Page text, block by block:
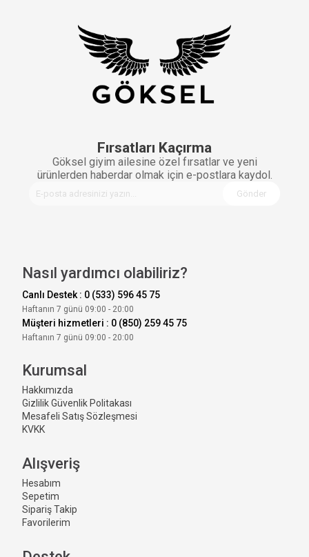
Fırsatları Kaçırma
Göksel giyim ailesine özel fırsatlar ve yeni
ürünlerden haberdar olmak için e-postlara kaydol.
Gönder
Nasıl yardımcı olabiliriz?
Canlı Destek : 0 (533) 596 45 75
Haftanın 7 günü 09:00 - 20:00
Müşteri hizmetleri : 0 (850) 259 45 75
Haftanın 7 günü 09:00 - 20:00
Kurumsal
Hakkımızda
Gizlilik Güvenlik Politakası
Mesafeli Satış Sözleşmesi
KVKK
Alışveriş
Hesabım
Sepetim
Sipariş Takip
Favorilerim